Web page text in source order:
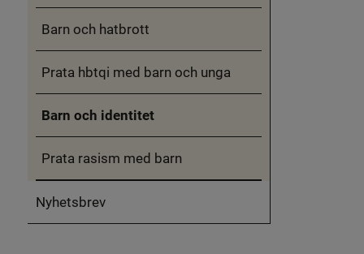
Barn och hatbrott
Prata hbtqi med barn och unga
Barn och identitet
Prata rasism med barn
Nyhetsbrev